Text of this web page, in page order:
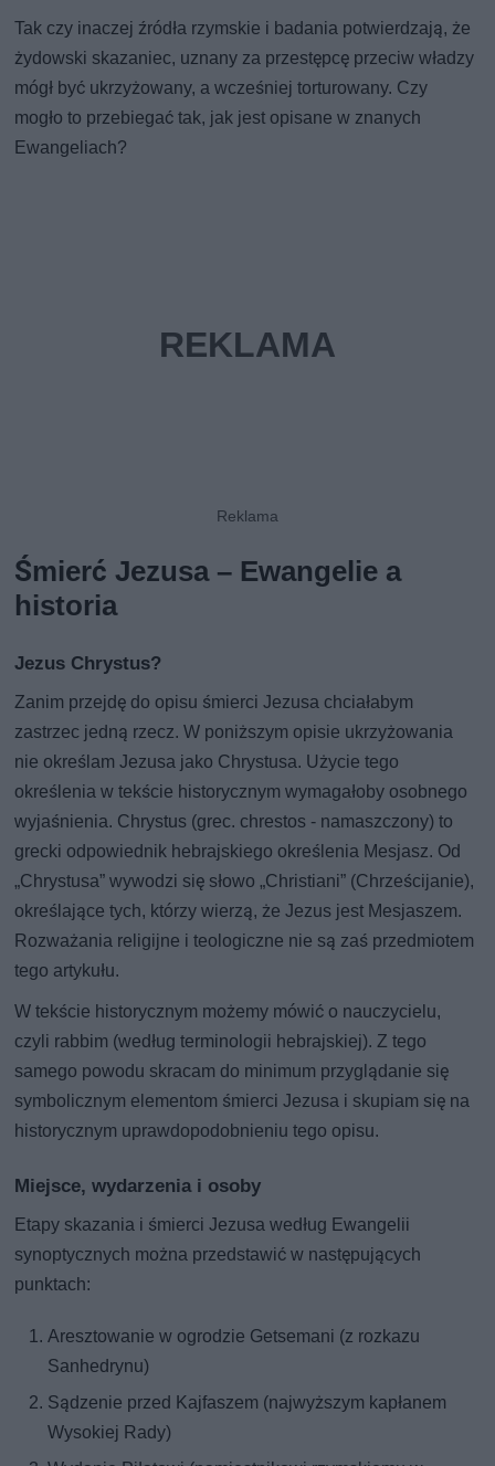
Tak czy inaczej źródła rzymskie i badania potwierdzają, że
żydowski skazaniec, uznany za przestępcę przeciw władzy
mógł być ukrzyżowany, a wcześniej torturowany. Czy
mogło to przebiegać tak, jak jest opisane w znanych
Ewangeliach?
Śmierć Jezusa – Ewangelie a
historia
Jezus Chrystus?
Zanim przejdę do opisu śmierci Jezusa chciałabym
zastrzec jedną rzecz. W poniższym opisie ukrzyżowania
nie określam Jezusa jako Chrystusa. Użycie tego
określenia w tekście historycznym wymagałoby osobnego
wyjaśnienia. Chrystus (grec. chrestos - namaszczony) to
grecki odpowiednik hebrajskiego określenia Mesjasz. Od
„Chrystusa” wywodzi się słowo „Christiani” (Chrześcijanie),
określające tych, którzy wierzą, że Jezus jest Mesjaszem.
Rozważania religijne i teologiczne nie są zaś przedmiotem
tego artykułu.
W tekście historycznym możemy mówić o nauczycielu,
czyli rabbim (według terminologii hebrajskiej). Z tego
samego powodu skracam do minimum przyglądanie się
symbolicznym elementom śmierci Jezusa i skupiam się na
historycznym uprawdopodobnieniu tego opisu.
Miejsce, wydarzenia i osoby
Etapy skazania i śmierci Jezusa według Ewangelii
synoptycznych można przedstawić w następujących
punktach:
Aresztowanie w ogrodzie Getsemani (z rozkazu
Sanhedrynu)
Sądzenie przed Kajfaszem (najwyższym kapłanem
Wysokiej Rady)